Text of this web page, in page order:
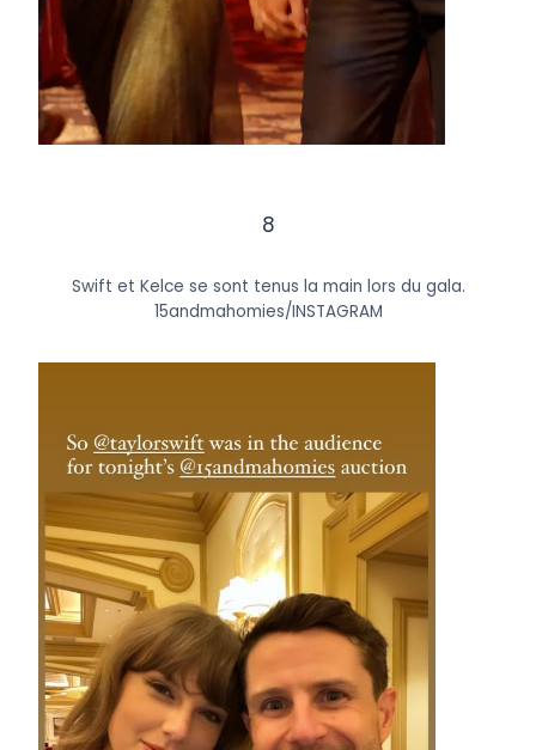
8
Swift et Kelce se sont tenus la main lors du gala.
15andmahomies/INSTAGRAM